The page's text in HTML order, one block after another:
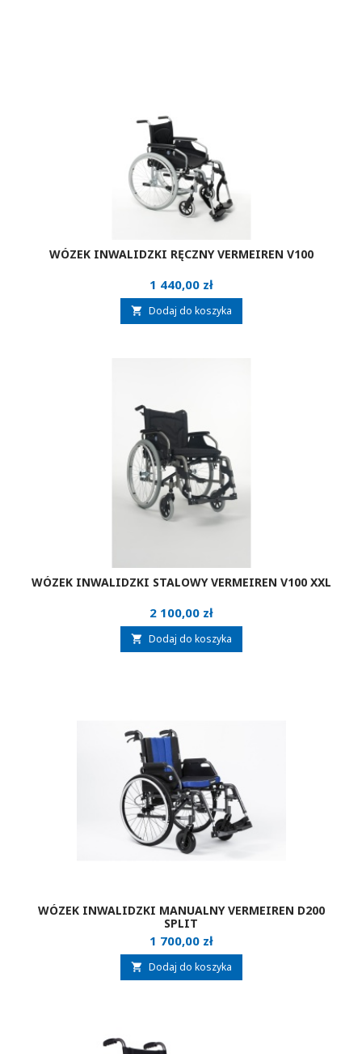
WÓZEK INWALIDZKI RĘCZNY VERMEIREN V100
Cena
1 440,00 zł
 Dodaj do koszyka
WÓZEK INWALIDZKI STALOWY VERMEIREN V100 XXL
Cena
2 100,00 zł
 Dodaj do koszyka
WÓZEK INWALIDZKI MANUALNY VERMEIREN D200
SPLIT
Cena
1 700,00 zł
 Dodaj do koszyka